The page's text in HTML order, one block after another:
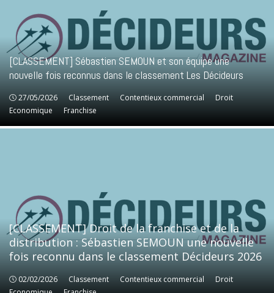
[CLASSEMENT] Sébastien SEMOUN et son équipe une
nouvelle fois reconnus dans le classement Les Décideurs
27/05/2026 Classement Contentieux commercial
Droit
Economique
Franchise
Classement Contentieux commercial
Droit
Economique
Franchise
[CLASSEMENT] Droit de la franchise et de la
distribution : Sébastien SEMOUN une nouvelle
fois reconnu dans le classement Décideurs 2026
02/02/2026 Classement Contentieux commercial
Droit
Classement Contentieux commercial
Droit